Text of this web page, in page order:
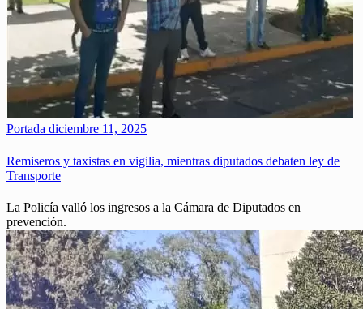
Portada diciembre 11, 2025
Remiseros y taxistas en vigilia, mientras diputados debaten ley de
Transporte
La Policía valló los ingresos a la Cámara de Diputados en
prevención.